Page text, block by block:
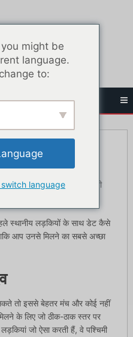
लिए चीन या हांगकांग जाने की
दिखाऊंगा कि आप स्थानीय चीनी
से अंग्रेजी बोल सकती हैं।
स्थानीय लड़कियों के साथ डेट कैसे
आप उनसे मिलने का सबसे अच्छा
तो इससे बेहतर मंच और कोई नहीं
के लिए जो ठीक-ठाक स्तर पर
जो ऐसा करती हैं, वे पश्चिमी
might be
language.
to:
language